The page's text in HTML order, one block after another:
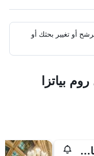
أو تغيير بحثك أو
بياتزا
إنتركونتاينينتال روم أمباسشياتوري بالاس باي آيتش جي